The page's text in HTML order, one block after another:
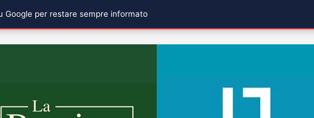
Google per restare sempre informato